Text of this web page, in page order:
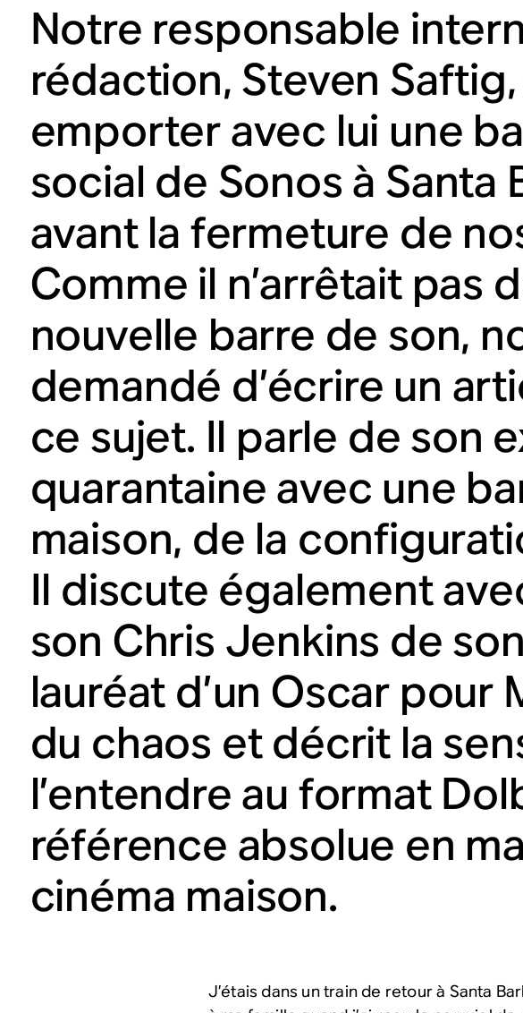
Notre responsable
rédaction, Steven Saftig,
emporter avec lui une
social de Sonos à Santa
avant la fermeture de
Comme il n’arrêtait pas
nouvelle barre de son,
demandé d’écrire un
ce sujet. Il parle de son
quarantaine avec une
maison, de la
Il discute également
son Chris Jenkins de
lauréat d’un Oscar pour
du chaos et décrit la
l’entendre au format
référence absolue en
cinéma maison.
J’étais dans un train de retour à Santa